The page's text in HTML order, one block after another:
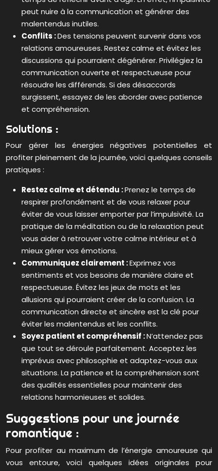
peut nuire à la communication et générer des
malentendus inutiles.
Conflits :Des tensions peuvent survenir dans vos
relations amoureuses. Restez calme et évitez les
discussions qui pourraient dégénérer. Privilégiez la
communication ouverte et respectueuse pour
résoudre les différends. Si des désaccords
surgissent, essayez de les aborder avec patience
et compréhension.
Solutions :
Pour gérer les énergies négatives potentielles et
profiter pleinement de la journée, voici quelques conseils
pratiques :
Restez calme et détendu :Prenez le temps de
respirer profondément et de vous relaxer pour
éviter de vous laisser emporter par l’impulsivité. La
pratique de la méditation ou de la relaxation peut
vous aider à retrouver votre calme intérieur et à
mieux gérer vos émotions.
Communiquez clairement :Exprimez vos
sentiments et vos besoins de manière claire et
respectueuse. Évitez les jeux de mots et les
allusions qui pourraient créer de la confusion. La
communication directe et sincère est la clé pour
éviter les malentendus et les conflits.
Soyez patient et compréhensif :N’attendez pas
que tout se déroule parfaitement. Acceptez les
imprévus avec philosophie et adaptez-vous aux
situations. La patience et la compréhension sont
des qualités essentielles pour maintenir des
relations harmonieuses et solides.
Suggestions pour une journée
romantique :
Pour profiter au maximum de l’énergie amoureuse qui
vous entoure, voici quelques idées originales pour